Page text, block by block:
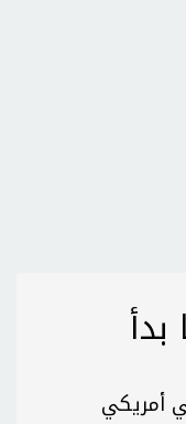
أمريكي